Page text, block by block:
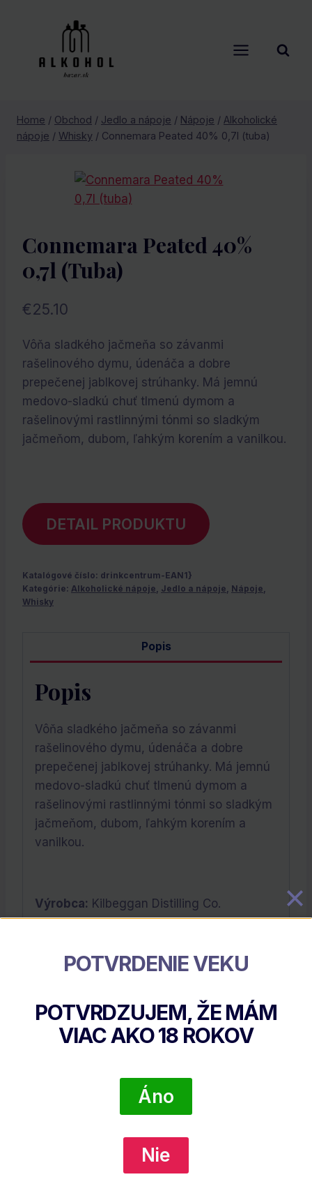
Home / Obchod / Jedlo a nápoje / Nápoje / Alkoholické
nápoje / Whisky / Connemara Peated 40% 0,7l (tuba)
Connemara Peated 40%
0,7l (tuba)
€25.10
Vôňa sladkého jačmeňa so závanmi
rašelinového dymu, údenáča a dobre
prepečenej jablkovej strúhanky. Má jemnú
medovo-sladkú chuť tlmenú dymom a
rašelinovými rastlinnými tónmi so sladkým
jačmeňom, dubom, ľahkým korením a vanilkou.
DETAIL PRODUKTU
Katalógové číslo: drinkcentrum-EAN1}
Kategórie: Alkoholické nápoje, Jedlo a nápoje, Nápoje,
Whisky
Popis
Popis
Vôňa sladkého jačmeňa so závanmi
rašelinového dymu, údenáča a dobre
prepečenej jablkovej strúhanky. Má jemnú
medovo-sladkú chuť tlmenú dymom a
rašelinovými rastlinnými tónmi so sladkým
jačmeňom, dubom, ľahkým korením a
vanilkou.
Výrobca: Kilbeggan Distilling Co.
Súvisiace Produkty
Martell VS 40% 0,7l (čistá Fľaša)
POTVRDENIE VEKU
POTVRDZUJEM, ŽE MÁM
VIAC AKO18 ROKOV
Áno
Nie